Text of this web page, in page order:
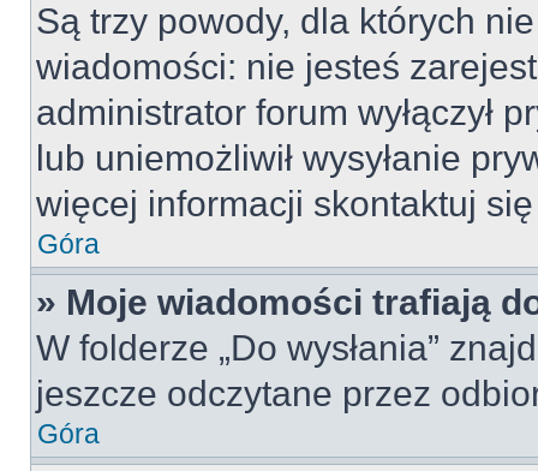
Są trzy powody, dla których
wiadomości: nie jesteś
administrator forum wyłączył
lub uniemożliwił wysyłanie
więcej informacji skontaktuj
Góra
» Moje wiadomości trafiają
W folderze „Do wysłania”
jeszcze odczytane przez
Góra